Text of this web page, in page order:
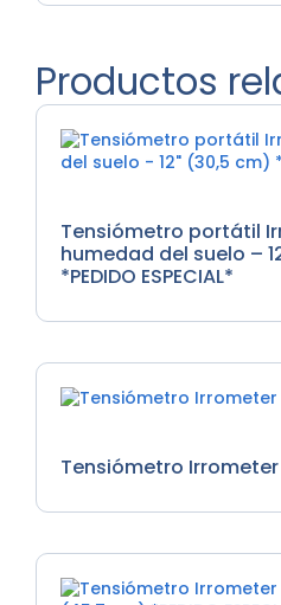
Productos
Tensiómetro portátil
humedad del suelo –
*PEDIDO ESPECIAL*
Tensiómetro Irrometer